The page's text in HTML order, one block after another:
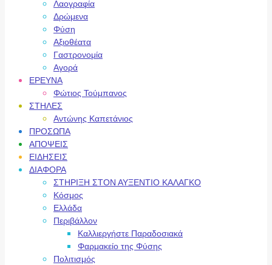
Λαογραφία
Δρώμενα
Φύση
Αξιοθέατα
Γαστρονομία
Αγορά
ΕΡΕΥΝΑ
Φώτιος Τούμπανος
ΣΤΗΛΕΣ
Αντώνης Καπετάνιος
ΠΡΟΣΩΠΑ
ΑΠΟΨΕΙΣ
ΕΙΔΗΣΕΙΣ
ΔΙΑΦΟΡΑ
ΣΤΗΡΙΞΗ ΣΤΟΝ ΑΥΞΕΝΤΙΟ ΚΑΛΑΓΚΟ
Κόσμος
Ελλάδα
Περιβάλλον
Καλλιεργήστε Παραδοσιακά
Φαρμακείο της Φύσης
Πολιτισμός